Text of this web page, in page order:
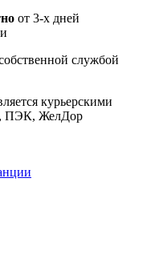
от 3-х дней
службой
курьерскими
ПЭК, ЖелДор